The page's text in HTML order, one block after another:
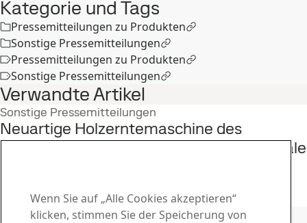
Kategorie und Tags
Pressemitteilungen zu Produkten
Sonstige Pressemitteilungen
Pressemitteilungen zu Produkten
Sonstige Pressemitteilungen
Verwandte Artikel
Sonstige Pressemitteilungen
Neuartige Holzerntemaschine des
finnischen Herstellers Ponsse für das Finale
Die ganze Geschichte lesen
Wenn Sie auf „Alle Cookies akzeptieren“
klicken, stimmen Sie der Speicherung von